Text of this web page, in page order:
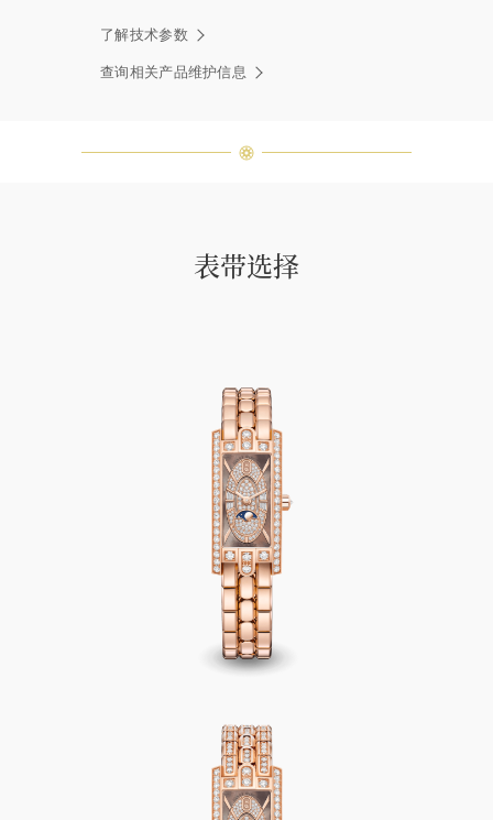
有两颗相同的钻石。” 海瑞温斯顿的
每一件高级珠宝作品也是如此：每个
宝石皆与众不同而采用独特镶嵌方
了解技术参数
查询相关产品维护信息
表带选择